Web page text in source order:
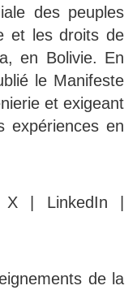
des peuples
et les droits de
en Bolivie. En
le Manifeste
et exigeant
expériences en
| LinkedIn |
de la